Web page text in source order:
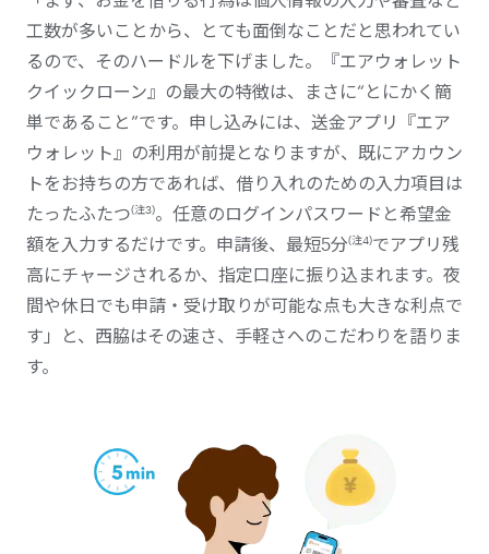
工数が多いことから、とても面倒なことだと思われてい
るので、そのハードルを下げました。『エアウォレット
クイックローン』の最大の特徴は、まさに“とにかく簡
単であること”です。申し込みには、送金アプリ『エア
ウォレット』の利用が前提となりますが、既にアカウン
トをお持ちの方であれば、借り入れのための入力項目は
たったふたつ(注3)。任意のログインパスワードと希望金
額を入力するだけです。申請後、最短5分(注4)でアプリ残
高にチャージされるか、指定口座に振り込まれます。夜
間や休日でも申請・受け取りが可能な点も大きな利点で
す」と、西脇はその速さ、手軽さへのこだわりを語りま
す。